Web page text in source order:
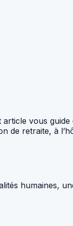
vous
de retraite, à
humaines,